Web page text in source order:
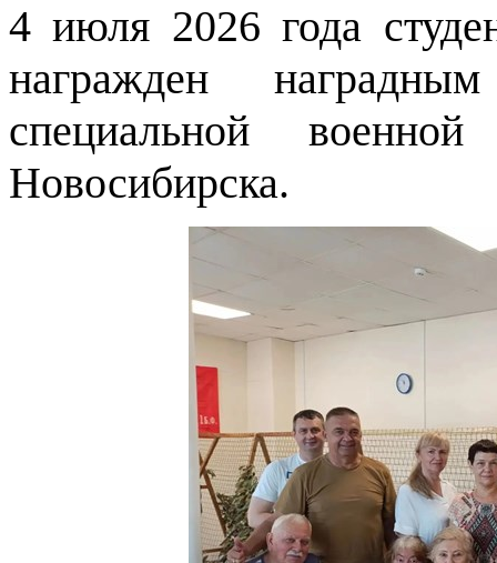
4 июля 2026 года
награжден
специальной
Новосибирска.